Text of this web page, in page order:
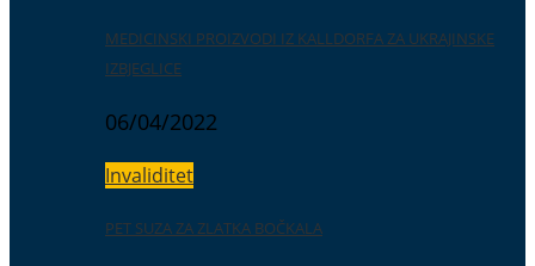
MEDICINSKI PROIZVODI IZ KALLDORFA ZA UKRAJINSKE
IZBJEGLICE
06/04/2022
Invaliditet
PET SUZA ZA ZLATKA BOČKALA